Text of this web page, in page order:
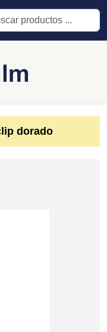
dorado